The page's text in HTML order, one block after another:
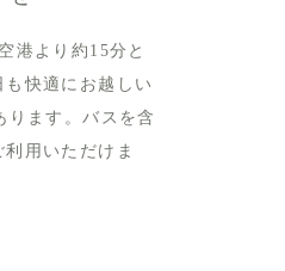
港より約15分と
快適にお越しい
ります。バスを含
用いただけま